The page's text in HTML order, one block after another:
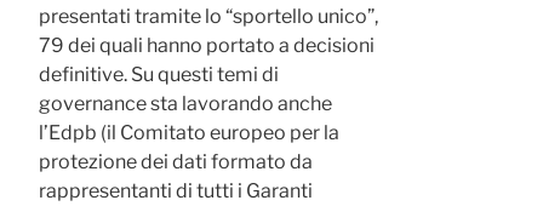
presentati tramite lo “sportello unico”,
79 dei quali hanno portato a decisioni
definitive. Su questi temi di
governance sta lavorando anche
l’Edpb (il Comitato europeo per la
protezione dei dati formato da
rappresentanti di tutti i Garanti